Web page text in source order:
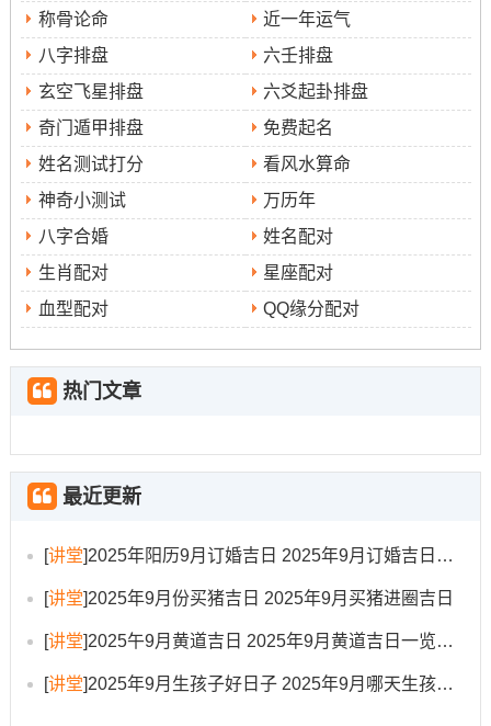
3.公元2025年9月15日 -星期一，农历七月廿四~冲
蛇煞西
吉时:8:00-12:00
此日咸池星退散，宜开市、交易、立券、挂匾、入宅、移
徙。做买卖、搬新家都较位顺溜。属蛇的朋友需避开西
方，随身携带桃木梳等物品有助防小人。
4.公元2025年9月17日~星期三；农历七月廿六，冲
羊
吉时:10:00-14:00
券、挂匾等.
兔煞东
别是适合返程、探亲。属兔者需注意避开东方。
称骨论命
近一年运气
八字排盘
六壬排盘
玄空飞星排盘
六爻起卦排盘
奇门遁甲排盘
免费起名
姓名测试打分
看风水算命
神奇小测试
万历年
八字合婚
姓名配对
生肖配对
星座配对
血型配对
QQ缘分配对
热门文章
最近更新
[讲堂]2025年阳历9月订婚吉日 2025年9月订婚吉日有哪几天
[讲堂]2025年9月份买猪吉日 2025年9月买猪进圈吉日
[讲堂]2025午9月黄道吉日 2025年9月黄道吉日一览表大全
[讲堂]2025年9月生孩子好日子 2025年9月哪天生孩子比较好